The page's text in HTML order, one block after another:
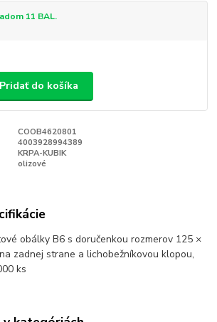
11 BAL.
Pridať do košíka
COOB4620801
4003928994389
KRPA-KUBIK
olizové
obálky B6 s doručenkou rozmerov 125 ×
zadnej strane a lichobežníkovou klopou,
ks